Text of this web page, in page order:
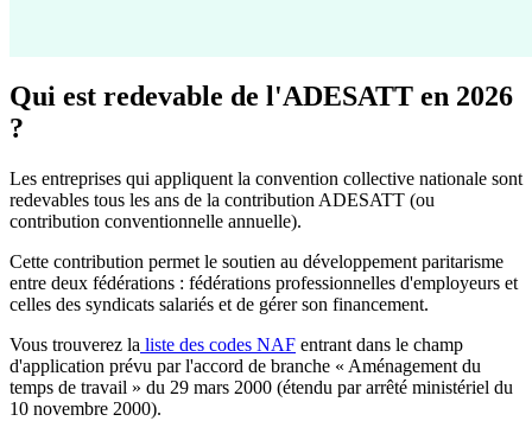
Qui est redevable de l'ADESATT en 2026
?
Les entreprises qui appliquent la convention collective nationale sont
redevables tous les ans de la contribution ADESATT (ou
contribution conventionnelle annuelle).
Cette contribution permet le soutien au développement paritarisme
entre deux fédérations : fédérations professionnelles d'employeurs et
celles des syndicats salariés et de gérer son financement.
Vous trouverez la liste des codes NAF entrant dans le champ
d'application prévu par l'accord de branche « Aménagement du
temps de travail » du 29 mars 2000 (étendu par arrêté ministériel du
10 novembre 2000).